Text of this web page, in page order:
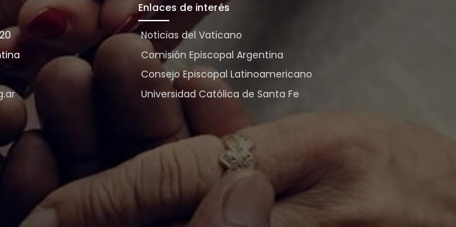
Enlaces de interés
Noticias del Vaticano
Comisión Episcopal Argentina
Consejo Episcopal Latinoamericano
Universidad Católica de Santa Fe